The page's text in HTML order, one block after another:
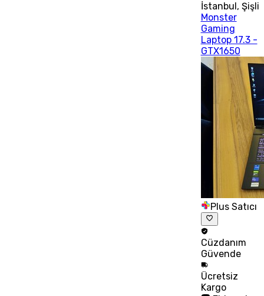
İstanbul , Şişli
Monster
Gaming
Laptop 17.3 -
GTX1650
Plus Satıcı
Cüzdanım
Güvende
Ücretsiz
Kargo